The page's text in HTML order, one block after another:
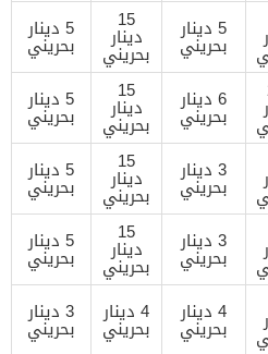
5 دينار
بحريني
15
دينار
بحريني
5 دينار
بحريني
6 دينار
بحريني
15
دينار
بحريني
5 دينار
بحريني
3 دينار
بحريني
15
دينار
بحريني
5 دينار
بحريني
3 دينار
بحريني
15
دينار
بحريني
5 دينار
بحريني
4 دينار
بحريني
4 دينار
بحريني
3 دينار
بحريني